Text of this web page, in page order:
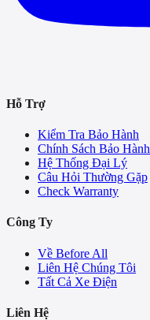
Hỗ Trợ
Kiểm Tra Bảo Hành
Chính Sách Bảo Hành
Hệ Thống Đại Lý
Câu Hỏi Thường Gặp
Check Warranty
Công Ty
Về Before All
Liên Hệ Chúng Tôi
Tất Cả Xe Điện
Liên Hệ